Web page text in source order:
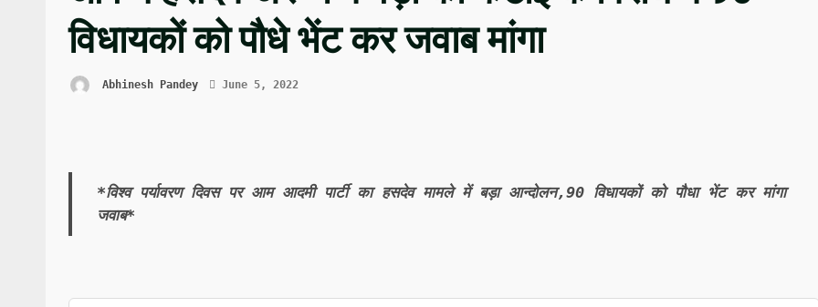
विधायकों को पौधे भेंट कर जवाब मांगा
Abhinesh Pandey June 5, 2022
*विश्व पर्यावरण दिवस पर आम आदमी पार्टी का हसदेव मामले में बड़ा आन्दोलन,90 विधायकों को पौधा भेंट कर मांगा
जवाब*